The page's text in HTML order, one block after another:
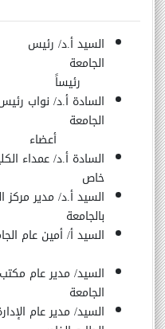
السيد أ.د/ رئيس
رئيساً
السادة أ.د/ نواب
أعضاء
السادة أ.د/ عمداء
خاص
السيد أ.د/ مدير مركز
السيد أ/ أمين
السيد/ مدير عام
السيد/ مدير عام